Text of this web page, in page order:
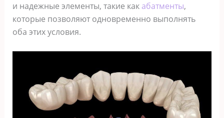
и надежные элементы, такие как абатменты,
которые позволяют одновременно выполнять
оба этих условия.